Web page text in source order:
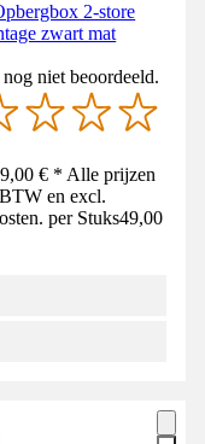
2-store
zwart mat
niet beoordeeld.
€ * Alle prijzen
en excl.
per Stuks49,00